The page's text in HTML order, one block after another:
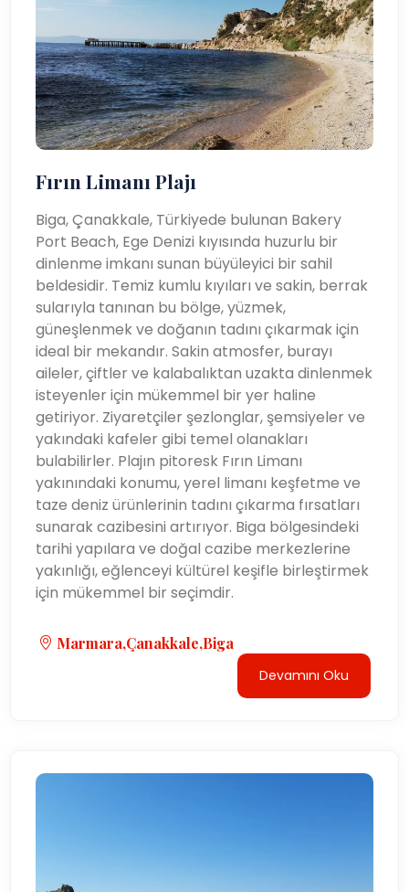
Fırın Limanı Plajı
Biga, Çanakkale, Türkiyede bulunan Bakery
Port Beach, Ege Denizi kıyısında huzurlu bir
dinlenme imkanı sunan büyüleyici bir sahil
beldesidir. Temiz kumlu kıyıları ve sakin, berrak
sularıyla tanınan bu bölge, yüzmek,
güneşlenmek ve doğanın tadını çıkarmak için
ideal bir mekandır. Sakin atmosfer, burayı
aileler, çiftler ve kalabalıktan uzakta dinlenmek
isteyenler için mükemmel bir yer haline
getiriyor. Ziyaretçiler şezlonglar, şemsiyeler ve
yakındaki kafeler gibi temel olanakları
bulabilirler. Plajın pitoresk Fırın Limanı
yakınındaki konumu, yerel limanı keşfetme ve
taze deniz ürünlerinin tadını çıkarma fırsatları
sunarak cazibesini artırıyor. Biga bölgesindeki
tarihi yapılara ve doğal cazibe merkezlerine
yakınlığı, eğlenceyi kültürel keşifle birleştirmek
için mükemmel bir seçimdir.
Marmara,Çanakkale,Biga
Devamını Oku